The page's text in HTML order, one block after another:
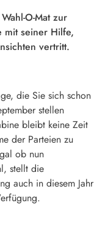
O-Mat zur
mit seiner Hilfe,
vertritt.
die Sie sich schon
stellen
bleibt keine Zeit
der Parteien zu
ob nun
stellt die
auch in diesem Jahr